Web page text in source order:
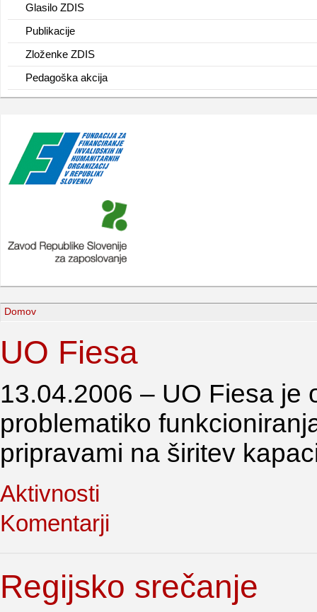
Glasilo ZDIS
Publikacije
Zloženke ZDIS
Pedagoška akcija
Domov
UO Fiesa
13.04.2006 – UO Fiesa je
problematiko
pripravami na širitev
Aktivnosti
Komentarji
Regijsko srečanje